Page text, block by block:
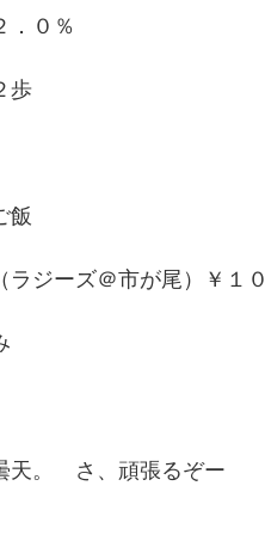
．０％
歩
飯
ラジーズ＠市が尾）￥１
天。 さ、頑張るぞー